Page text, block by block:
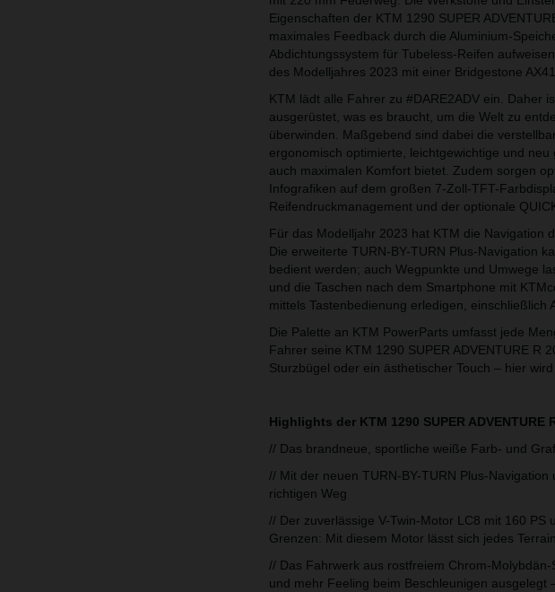
Eigenschaften der KTM 1290 SUPER
maximales Feedback durch die Aluminium-
Abdichtungssystem für Tubeless-Reifen
des Modelljahres 2023 mit einer Bridgestone
KTM lädt alle Fahrer zu #DARE2ADV ein. Daher
ausgerüstet, was es braucht, um die Welt zu
überwinden. Maßgebend sind dabei die
ergonomisch optimierte, leichtgewichtige und
auch maximalen Komfort bietet. Zudem sorgen
Infografiken auf dem großen 7-Zoll-TFT-
Reifendruckmanagement und der optionale
Für das Modelljahr 2023 hat KTM die Navigation
Die erweiterte TURN-BY-TURN Plus-Navigation
bedient werden; auch Wegpunkte und Umwege
und die Taschen nach dem Smartphone mit
mittels Tastenbedienung erledigen,
Die Palette an KTM PowerParts umfasst jede
Fahrer seine KTM 1290 SUPER ADVENTURE R
Sturzbügel oder ein ästhetischer Touch – hier
Highlights der KTM 1290 SUPER ADVENTURE
// Das brandneue, sportliche weiße Farb- und
// Mit der neuen TURN-BY-TURN Plus-
richtigen Weg
// Der zuverlässige V-Twin-Motor LC8 mit 160
Grenzen: Mit diesem Motor lässt sich jedes
// Das Fahrwerk aus rostfreiem Chrom-
und mehr Feeling beim Beschleunigen